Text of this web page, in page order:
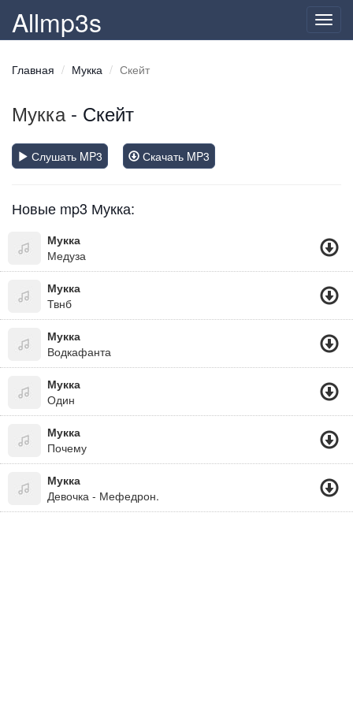
Allmp3s
Главная Мукка Скейт
Мукка- Скейт
Слушать MP3 Скачать MP3
Новые mp3 Мукка:
Мукка
Медуза
Мукка
Твнб
Мукка
Водкафанта
Мукка
Один
Мукка
Почему
Мукка
Девочка - Мефедрон.